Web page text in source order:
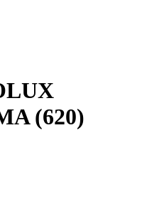
(620)